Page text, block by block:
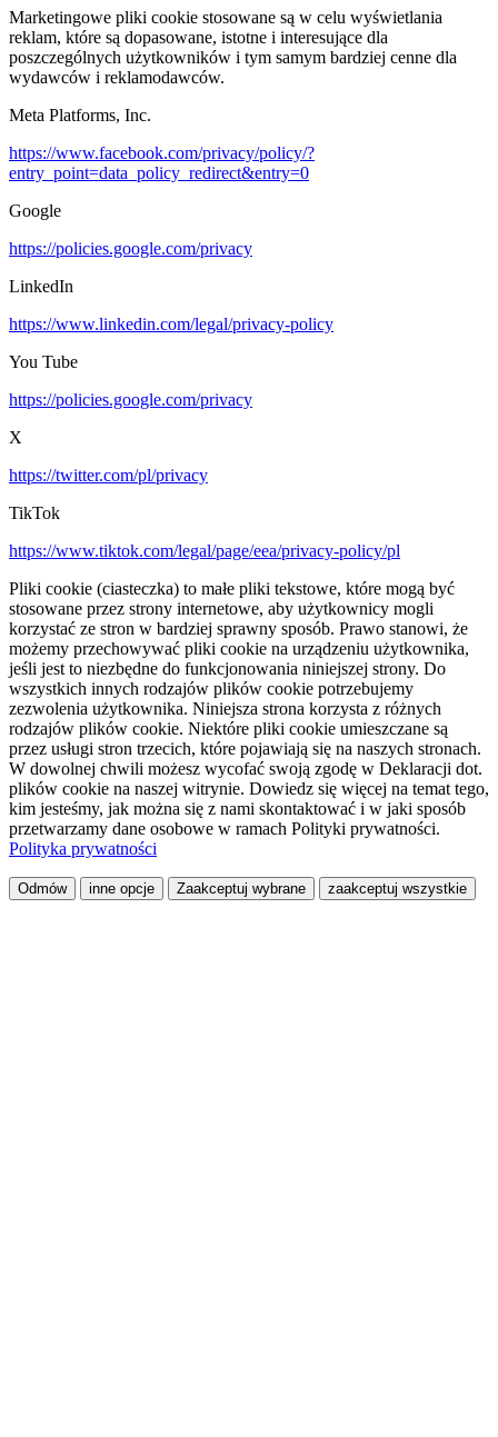
Marketingowe pliki cookie stosowane są w celu wyświetlania
reklam, które są dopasowane, istotne i interesujące dla
poszczególnych użytkowników i tym samym bardziej cenne dla
wydawców i reklamodawców.
Meta Platforms, Inc.
https://www.facebook.com/privacy/policy/?
entry_point=data_policy_redirect&entry=0
Google
https://policies.google.com/privacy
LinkedIn
https://www.linkedin.com/legal/privacy-policy
You Tube
https://policies.google.com/privacy
X
https://twitter.com/pl/privacy
TikTok
https://www.tiktok.com/legal/page/eea/privacy-policy/pl
Pliki cookie (ciasteczka) to małe pliki tekstowe, które mogą być
stosowane przez strony internetowe, aby użytkownicy mogli
korzystać ze stron w bardziej sprawny sposób. Prawo stanowi, że
możemy przechowywać pliki cookie na urządzeniu użytkownika,
jeśli jest to niezbędne do funkcjonowania niniejszej strony. Do
wszystkich innych rodzajów plików cookie potrzebujemy
zezwolenia użytkownika. Niniejsza strona korzysta z różnych
rodzajów plików cookie. Niektóre pliki cookie umieszczane są
przez usługi stron trzecich, które pojawiają się na naszych stronach.
W dowolnej chwili możesz wycofać swoją zgodę w Deklaracji dot.
plików cookie na naszej witrynie. Dowiedz się więcej na temat tego,
kim jesteśmy, jak można się z nami skontaktować i w jaki sposób
przetwarzamy dane osobowe w ramach Polityki prywatności.
Polityka prywatności
Odmów inne opcje Zaakceptuj wybrane zaakceptuj wszystkie